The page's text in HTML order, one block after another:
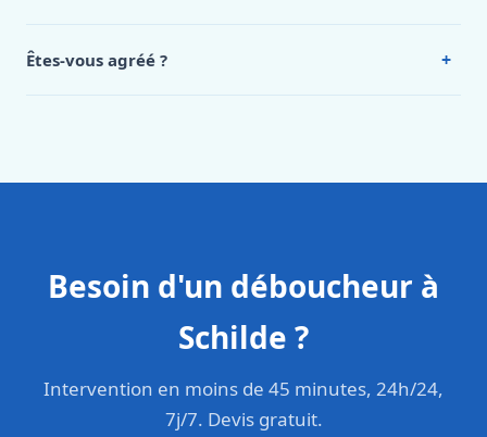
Êtes-vous agréé ? +
Besoin d'un déboucheur à
Schilde ?
Intervention en moins de 45 minutes, 24h/24,
7j/7. Devis gratuit.